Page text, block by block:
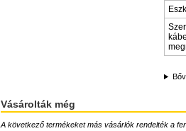
Vásárolták még
A következő termékeket más vásárlók rendelték a